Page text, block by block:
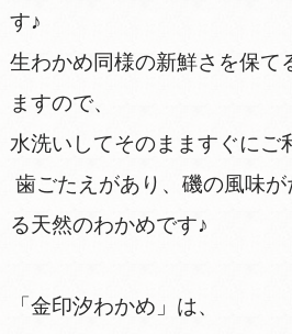
す♪
生わかめ同様の新鮮さを保て
ますので、
水洗いしてそのまますぐにご
歯ごたえがあり、磯の風味
る天然のわかめです♪
「金印汐わかめ」は、